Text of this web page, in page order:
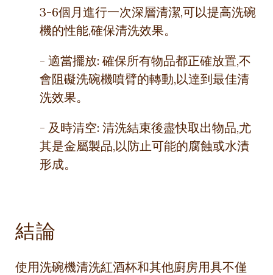
3-6個月進行一次深層清潔,可以提高洗碗
機的性能,確保清洗效果。
- 適當擺放: 確保所有物品都正確放置,不
會阻礙洗碗機噴臂的轉動,以達到最佳清
洗效果。
- 及時清空: 清洗結束後盡快取出物品,尤
其是金屬製品,以防止可能的腐蝕或水漬
形成。
結論
使用洗碗機清洗紅酒杯和其他廚房用具不僅